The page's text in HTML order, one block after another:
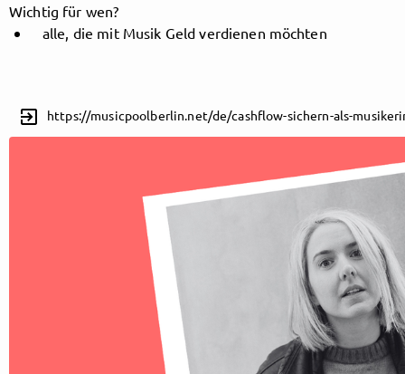
Follow MusicPoolBerlin here!
Wichtig für wen?
alle, die mit Musik Geld verdienen möchten
exit_to_app https://musicpoolberlin.net/de/cashflow-sichern-als-
Follow
MusicPoolBerlin, and
immediately
get access to all exclusive posts.